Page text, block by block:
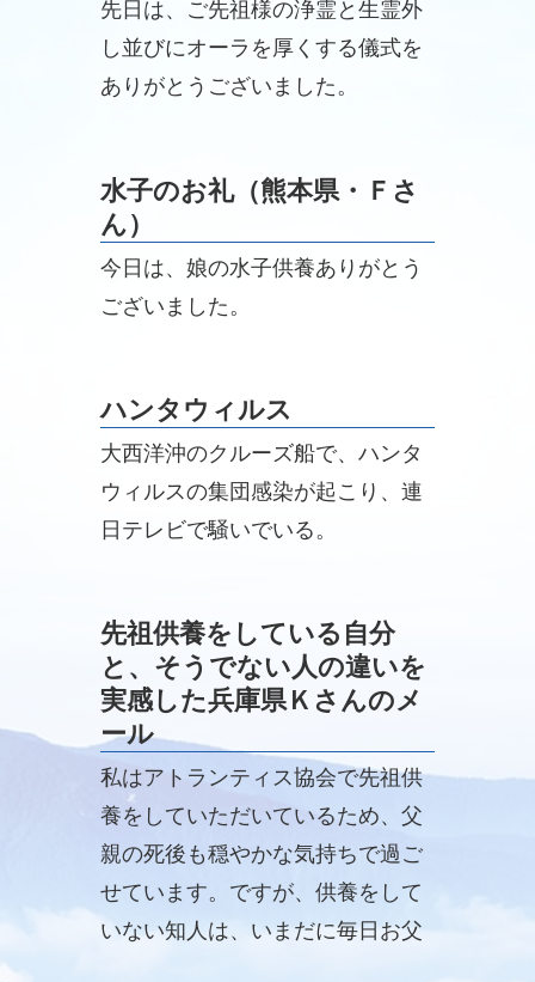
先日は、ご先祖様の浄霊と生霊外
し並びにオーラを厚くする儀式を
ありがとうございました。
水子のお礼（熊本県・Ｆさ
ん）
今日は、娘の水子供養ありがとう
ございました。
ハンタウィルス
大西洋沖のクルーズ船で、ハンタ
ウィルスの集団感染が起こり、連
日テレビで騒いでいる。
先祖供養をしている自分
と、そうでない人の違いを
実感した兵庫県Ｋさんのメ
ール
私はアトランティス協会で先祖供
養をしていただいているため、父
親の死後も穏やかな気持ちで過ご
せています。ですが、供養をして
いない知人は、いまだに毎日お父